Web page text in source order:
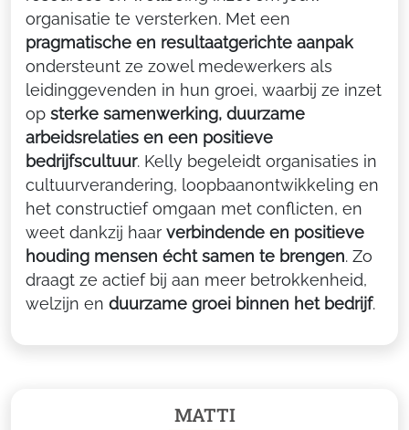
organisatie te versterken. Met een
pragmatische en resultaatgerichte aanpak
ondersteunt ze zowel medewerkers als
leidinggevenden in hun groei, waarbij ze inzet
op sterke samenwerking, duurzame
arbeidsrelaties en een positieve
bedrijfscultuur. Kelly begeleidt organisaties in
cultuurverandering, loopbaanontwikkeling en
het constructief omgaan met conflicten, en
weet dankzij haar verbindende en positieve
houding mensen écht samen te brengen. Zo
draagt ze actief bij aan meer betrokkenheid,
welzijn en duurzame groei binnen het bedrijf.
MATTI